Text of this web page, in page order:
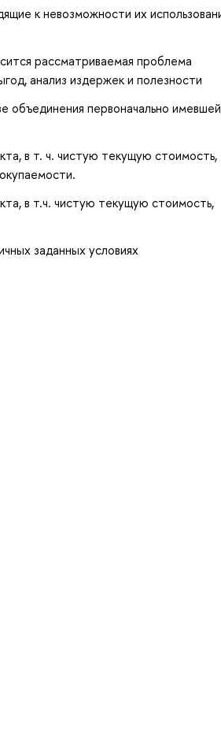
к невозможности их
рассматриваемая проблема
анализ издержек и полезности
объединения первоначально
в т. ч. чистую текущую стоимость,
в т.ч. чистую текущую стоимость,
заданных условиях